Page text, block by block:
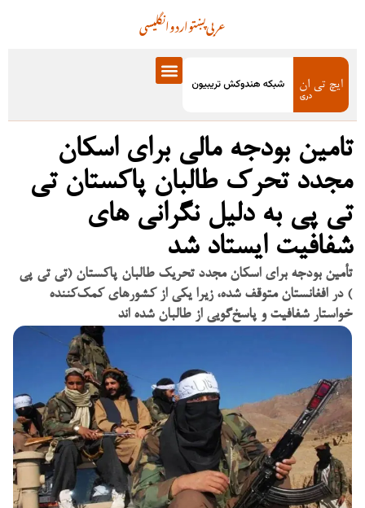
انگلیسیاردوپښتوعربی
تامین بودجه مالی برای اسکان
مجدد تحرک طالبان پاکستان تی
تی پی به دلیل نگرانی های
شفافیت ایستاد شد
تأمین بودجه برای اسکان مجدد تحریک طالبان پاکستان (تی تی پی
) در افغانستان متوقف شده، زیرا یکی از کشورهای کمک‌کننده
خواستار شفافیت و پاسخ‌گویی از طالبان شده اند